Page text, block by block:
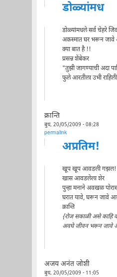
डोळ्यांमध
डोळ्यांमधले सर्व चेहरे
अकस्मात घर भरून जावे
क्या बात है !!
प्रसन्न शेंबेकर
"तुझी जागण्याची अदा
फुले आरतीला उभी
क्रान्ति
बुध, 20/05/2009 - 08:28
permalink
अप्रतिम!
खूप खूप आवडली गझल!
खास आवडलेला शेर
पुन्हा मनाने अवखळ
घरात यावे, घरून जावे
क्रान्ति
{रोज सकाळी असे काहि
अवघे जीवन भरून जावे
अजय अनंत जोशी
बुध, 20/05/2009 - 11:05